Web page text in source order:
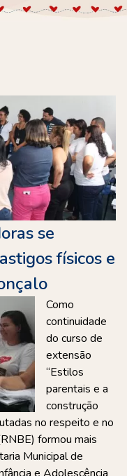
se
físicos e
Como
continuidade
do curso de
extensão
“Estilos
parentais e a
construção
no respeito e no
formou mais
Municipal de